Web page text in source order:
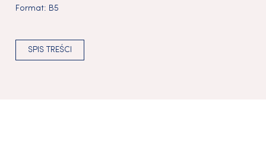
Format: B5
SPIS TREŚCI